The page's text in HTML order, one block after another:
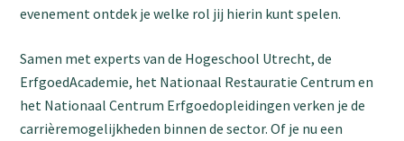
evenement ontdek je welke rol jij hierin kunt spelen.
Samen met experts van de Hogeschool Utrecht, de
ErfgoedAcademie, het Nationaal Restauratie Centrum en
het Nationaal Centrum Erfgoedopleidingen verken je de
carrièremogelijkheden binnen de sector. Of je nu een